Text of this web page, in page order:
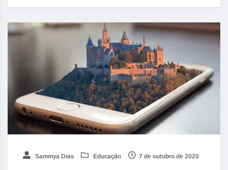
Sammya Dias Educação 7 de outubro de 2020